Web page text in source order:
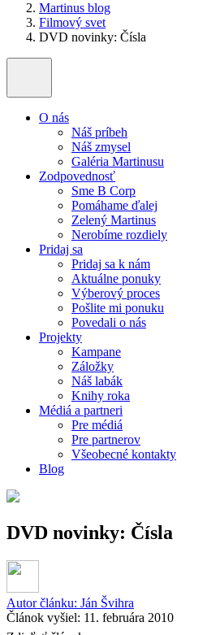
Martinus blog
Filmový svet
DVD novinky: Čísla
O nás
Náš príbeh
Náš zmysel
Galéria Martinusu
Zodpovednosť
Sme B Corp
Pomáhame ďalej
Zelený Martinus
Nerobíme rozdiely
Pridaj sa
Pridaj sa k nám
Aktuálne ponuky
Výberový proces
Pošlite mi ponuku
Povedali o nás
Projekty
Kampane
Záložky
Náš labák
Knihy roka
Médiá a partneri
Pre médiá
Pre partnerov
Všeobecné kontakty
Blog
DVD novinky: Čísla
Autor článku: Ján Švihra
Článok vyšiel: 11. februára 2010